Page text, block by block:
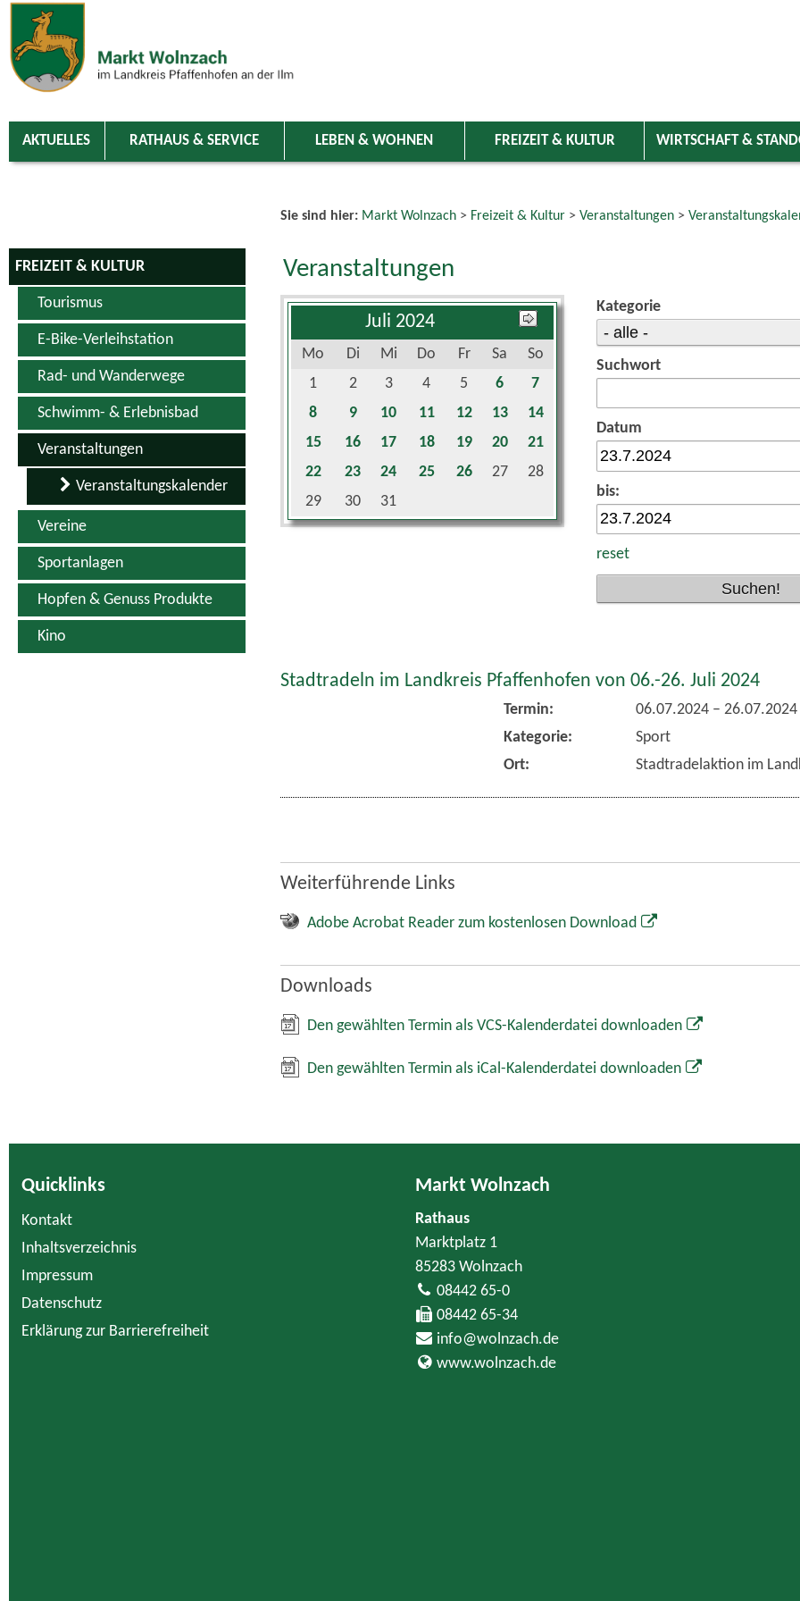
Zum Inhalt zur Navigation
AKTUELLES RATHAUS & SERVICE LEBEN & WOHNEN FREIZEIT & KULTUR WIRTSCHAFT &
FREIZEIT & KULTUR
Tourismus
E-Bike-Verleihstation
Rad- und Wanderwege
Schwimm- & Erlebnisbad
Veranstaltungen
Veranstaltungskalender
Vereine
Sportanlagen
Hopfen & Genuss Produkte
Kino
Sie sind hier: Markt Wolnzach> Freizeit & Kultur> Veranstaltungen>
Veranstaltungen
Juli 2024
Mo Di Mi Do Fr Sa
So
1
2 3 4 5 6
7
8
9 10 11 12 13
14
15
16 17 18 19 20
21
22
23 24 25 26 27
28
29
30 31
Kategorie
Suchwort
Datum
bis:
reset
Stadtradeln im Landkreis Pfaffenhofen von 06.-26. Juli 2024
Termin: 06.07.2024– 26.07.2024
Kategorie:
Sport
Ort:
Stadtradelaktion im
Weiterführende Links
Adobe Acrobat Reader zum kostenlosen Download
Downloads
Den gewählten Termin als VCS-Kalenderdatei downloaden
Den gewählten Termin als iCal-Kalenderdatei downloaden
Quicklinks
Kontakt
Inhaltsverzeichnis
Impressum
Datenschutz
Erklärung zur Barrierefreiheit
Markt Wolnzach
Rathaus
Marktplatz 1
85283 Wolnzach
08442 65-0
08442 65-34
info@wolnzach.de
www.wolnzach.de